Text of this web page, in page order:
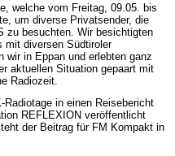
welche vom Freitag, 09.05. bis
um diverse Privatsender, die
zu besuchten. Wir besichtigten
mit diversen Südtiroler
wir in Eppan und erlebten ganz
aktuellen Situation gepaart mit
Radiozeit.
in einen Reisebericht
REFLEXION veröffentlicht
der Beitrag für FM Kompakt in